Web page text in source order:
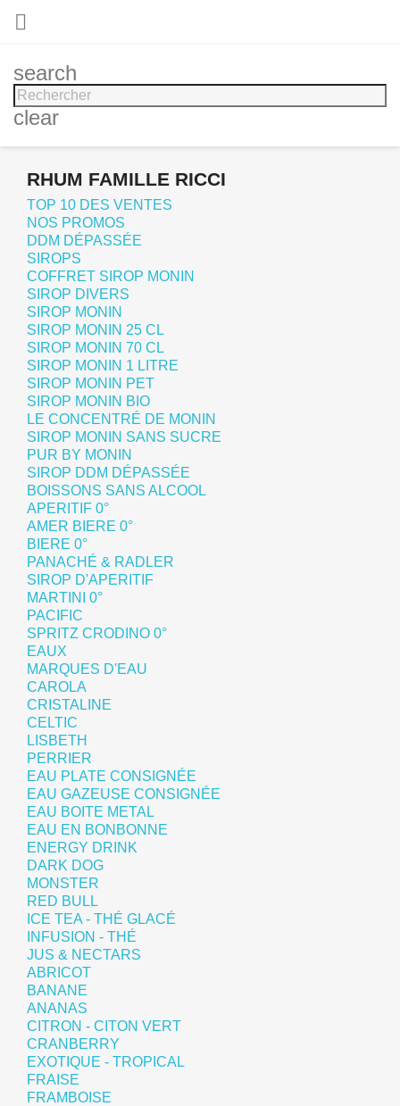

search
clear
RHUM FAMILLE RICCI
TOP 10 DES VENTES
NOS PROMOS
DDM DÉPASSÉE
SIROPS
COFFRET SIROP MONIN
SIROP DIVERS
SIROP MONIN
SIROP MONIN 25 CL
SIROP MONIN 70 CL
SIROP MONIN 1 LITRE
SIROP MONIN PET
SIROP MONIN BIO
LE CONCENTRÉ DE MONIN
SIROP MONIN SANS SUCRE
PUR BY MONIN
SIROP DDM DÉPASSÉE
BOISSONS SANS ALCOOL
APERITIF 0°
AMER BIERE 0°
BIERE 0°
PANACHÉ & RADLER
SIROP D'APERITIF
MARTINI 0°
PACIFIC
SPRITZ CRODINO 0°
EAUX
MARQUES D'EAU
CAROLA
CRISTALINE
CELTIC
LISBETH
PERRIER
EAU PLATE CONSIGNÉE
EAU GAZEUSE CONSIGNÉE
EAU BOITE METAL
EAU EN BONBONNE
ENERGY DRINK
DARK DOG
MONSTER
RED BULL
ICE TEA - THÉ GLACÉ
INFUSION - THÉ
JUS & NECTARS
ABRICOT
BANANE
ANANAS
CITRON - CITON VERT
CRANBERRY
EXOTIQUE - TROPICAL
FRAISE
FRAMBOISE